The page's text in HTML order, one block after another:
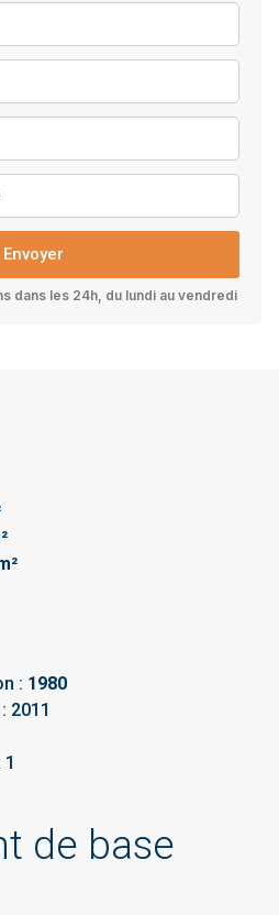
Envoyer
dans les 24h, du lundi au vendredi
: 1980
2011
de base